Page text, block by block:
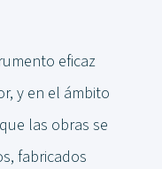
eficaz
y en el ámbito
las obras se
fabricados